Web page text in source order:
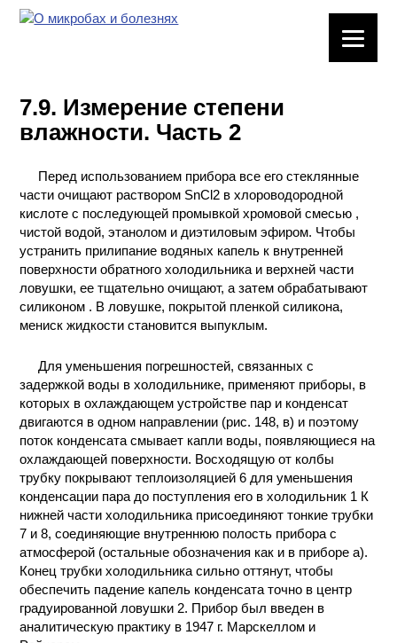
ХИМИЧЕСКАЯ
ПОСУДА
ВРЕДНЫЕ
ФАКТОРЫ
МЕТОДЫ
ПРАКТИЧЕСКОЙ
ХИМИИ
ХИМИЯ НА
ТЕХНОЛОГИЯ
КОНТАКТЫ
7.9. Измерение степени
влажности. Часть 2
Перед использованием прибора все его стеклянные
части очищают раствором SnCl2 в хлороводородной
кислоте с последующей промывкой хромовой смесью ,
чистой водой, этанолом и диэтиловым эфиром. Чтобы
устранить прилипание водяных капель к внутренней
поверхности обратного холодильника и верхней части
ловушки, ее тщательно очищают, а затем обрабатывают
силиконом . В ловушке, покрытой пленкой силикона,
мениск жидкости становится выпуклым.
Для уменьшения погрешностей, связанных с
задержкой воды в холодильнике, применяют приборы, в
которых в охлаждающем устройстве пар и конденсат
двигаются в одном направлении (рис. 148, в) и поэтому
поток конденсата смывает капли воды, появляющиеся на
охлаждающей поверхности. Восходящую от колбы
трубку покрывают теплоизоляцией 6 для уменьшения
конденсации пара до поступления его в холодильник 1 К
нижней части холодильника присоединяют тонкие трубки
7 и 8, соединяющие внутреннюю полость прибора с
атмосферой (остальные обозначения как и в приборе а).
Конец трубки холодильника сильно оттянут, чтобы
обеспечить падение капель конденсата точно в центр
градуированной ловушки 2. Прибор был введен в
аналитическую практику в 1947 г. Марскеллом и